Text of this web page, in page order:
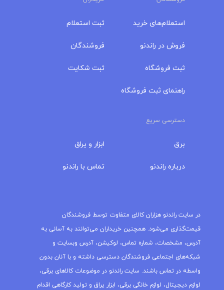
استعلام‌های خرید
فروش در راندنو
ثبت فروشگاه
راهنمای ثبت فروشگاه
ثبت استعلام
فروشندگان
ثبت شکایت
دسترسی سریع
برق
درباره‌ راندنو
ابزار و یراق
تماس با راندنو
در سایت راندنو هزاران کالای متفاوت توسط فروشندگان
قیمت‌گذاری می‌شود. همچنین خریداران می‌توانند به آسانی به
آدرس، مشخصات، شماره تماس، لوکیشن، آدرس وبسایت و
شبکه‌های اجتماعی فروشندگان دسترسی داشته و با آنان بدون
واسطه در تماس باشند. سایت راندنو در موضوعات کالاهای برقی،
لوازم دیجیتال، لوازم خانگی برقی، ابزار یراق و تولید کارگاهی اقدام